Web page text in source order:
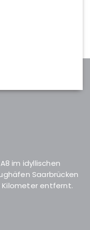
im idyllischen
Saarbrücken
Kilometer entfernt.